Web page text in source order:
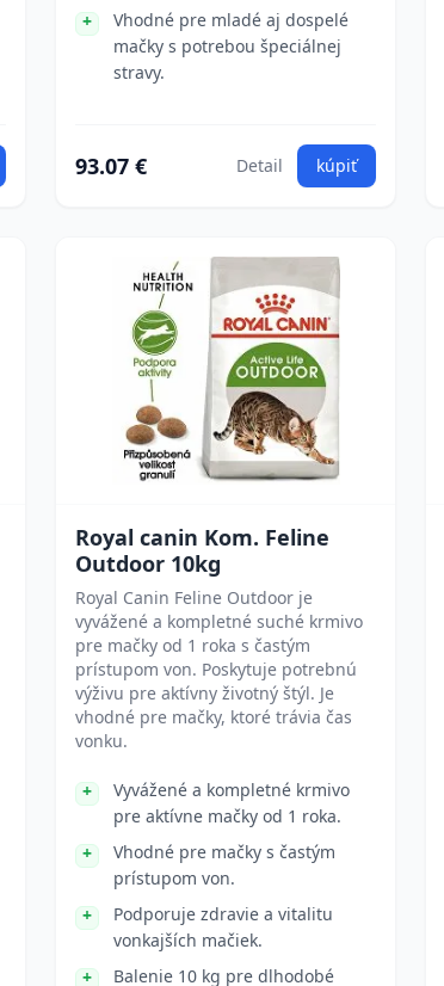
Vhodné pre mladé aj dospelé
mačky s potrebou špeciálnej
stravy.
93.07 € Detail kúpiť
Royal canin Kom. Feline
Outdoor 10kg
Royal Canin Feline Outdoor je
vyvážené a kompletné suché krmivo
pre mačky od 1 roka s častým
prístupom von. Poskytuje potrebnú
výživu pre aktívny životný štýl. Je
vhodné pre mačky, ktoré trávia čas
vonku.
Vyvážené a kompletné krmivo
pre aktívne mačky od 1 roka.
Vhodné pre mačky s častým
prístupom von.
Podporuje zdravie a vitalitu
vonkajších mačiek.
Balenie 10 kg pre dlhodobé